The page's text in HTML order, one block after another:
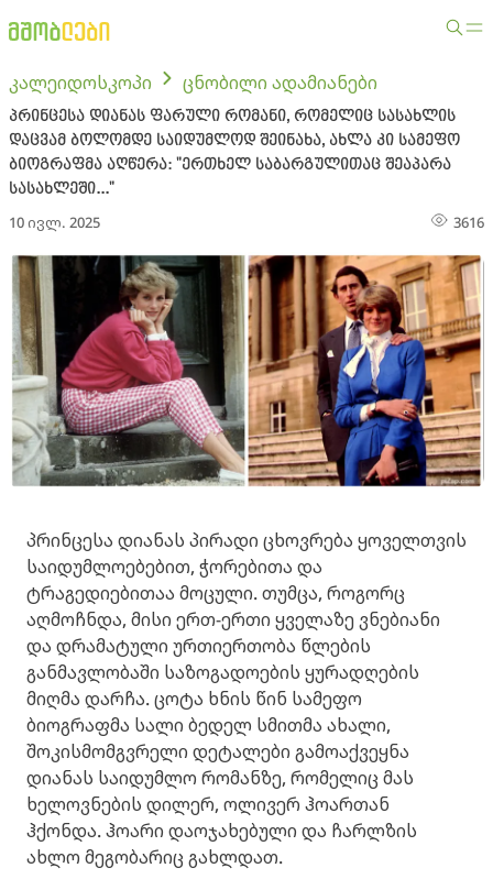
კალეიდოსკოპი ცნობილი ადამიანები
პრინცესა დიანას ფარული რომანი, რომელიც სასახლის
დაცვამ ბოლომდე საიდუმლოდ შეინახა, ახლა კი სამეფო
ბიოგრაფმა აღწერა: "ერთხელ საბარგულითაც შეაპარა
სასახლეში..."
10 ივლ. 2025 3616
პრინცესა დიანას პირადი ცხოვრება ყოველთვის
საიდუმლოებებით, ჭორებითა და
ტრაგედიებითაა მოცული. თუმცა, როგორც
აღმოჩნდა, მისი ერთ-ერთი ყველაზე ვნებიანი
და დრამატული ურთიერთობა წლების
განმავლობაში საზოგადოების ყურადღების
მიღმა დარჩა. ცოტა ხნის წინ სამეფო
ბიოგრაფმა სალი ბედელ სმითმა ახალი,
შოკისმომგვრელი დეტალები გამოაქვეყნა
დიანას საიდუმლო რომანზე, რომელიც მას
ხელოვნების დილერ, ოლივერ ჰოართან
ჰქონდა. ჰოარი დაოჯახებული და ჩარლზის
ახლო მეგობარიც გახლდათ.